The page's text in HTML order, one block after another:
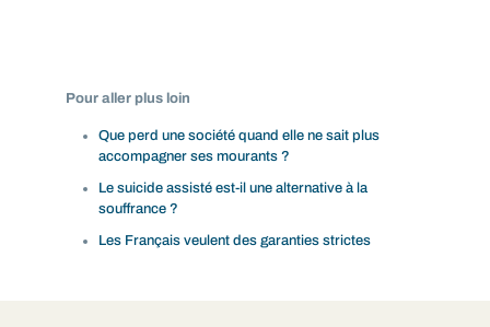
Pour aller plus loin
Que perd une société quand elle ne sait plus
accompagner ses mourants ?
Le suicide assisté est-il une alternative à la
souffrance ?
Les Français veulent des garanties strictes